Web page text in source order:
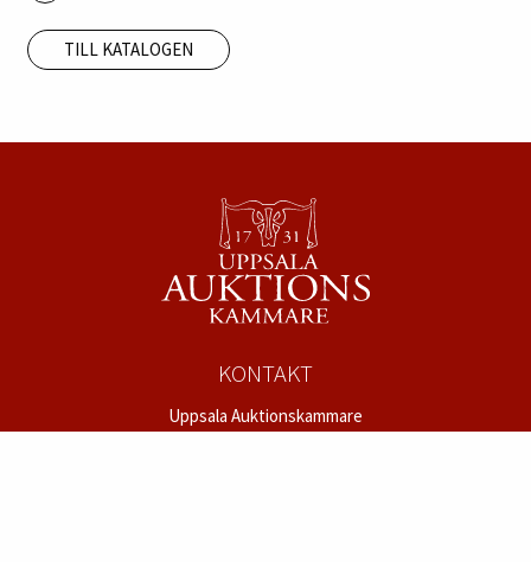
TILL KATALOGEN
KONTAKT
Uppsala Auktionskammare